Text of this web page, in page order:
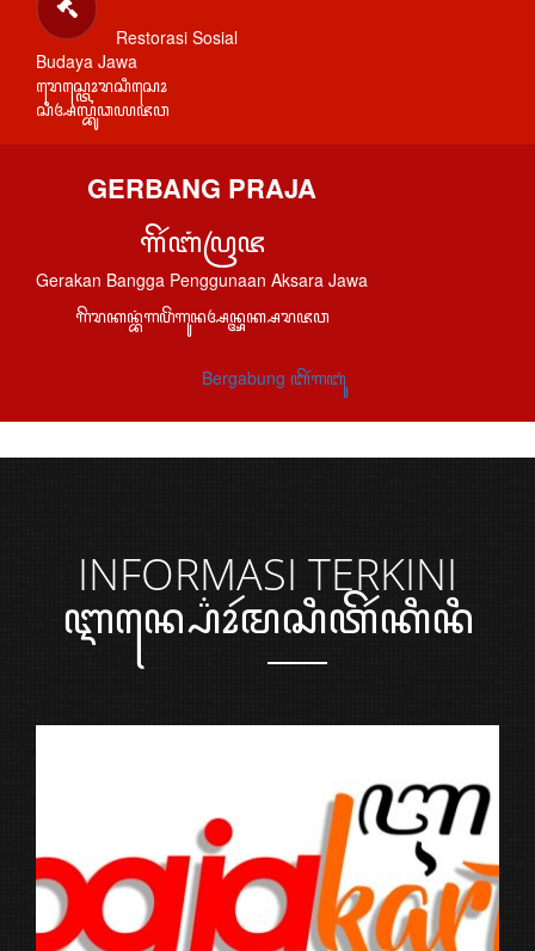
Restorasi Sosial
Budaya Jawa
ꦫꦺꦱ꧀ꦠꦺꦴꦫꦱꦶꦱꦺꦴ
ꦱꦶꦄꦭ꧀ꦧꦸꦣꦪꦗꦮ
GERBANG PRAJA
ꦒꦼꦂꦧꦁꦥꦿꦗ
Gerakan Bangga Penggunaan Aksara Jawa
ꦒꦼꦫꦏꦤ꧀ꦧꦁꦒꦥꦼꦁꦒꦸꦤꦄꦤ꧀ꦄꦏ꧀ꦱꦫꦗꦮ
Bergabung ꦧꦼꦂꦒꦧꦸꦁ
INFORMASI TERKINI
ꦆꦤ꧀ꦥ꦳ꦺꦴꦂꦩꦱꦶꦠꦼꦂꦏꦶꦤꦶ